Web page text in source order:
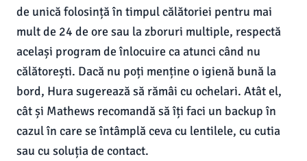
de unică folosință în timpul călătoriei pentru mai
mult de 24 de ore sau la zboruri multiple, respectă
același program de înlocuire ca atunci când nu
călătorești. Dacă nu poți menține o igienă bună la
bord, Hura sugerează să rămâi cu ochelari. Atât el,
cât și Mathews recomandă să îți faci un backup în
cazul în care se întâmplă ceva cu lentilele, cu cutia
sau cu soluția de contact.